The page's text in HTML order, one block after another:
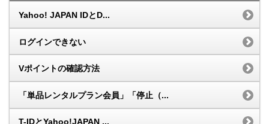
Yahoo! JAPAN IDとD...
ログインできない
Vポイントの確認方法
「単品レンタルプラン会員」「停止（...
T-IDとYahoo!JAPAN ...